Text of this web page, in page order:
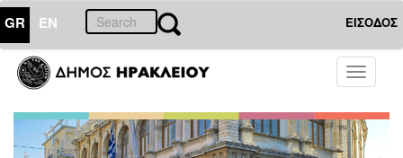
GR EN ΕΙΣΟΔΟΣ
Toggle
ΕΠΙΚΑΙΡΟΤΗΤΑ
Τύπου
Αρχείο